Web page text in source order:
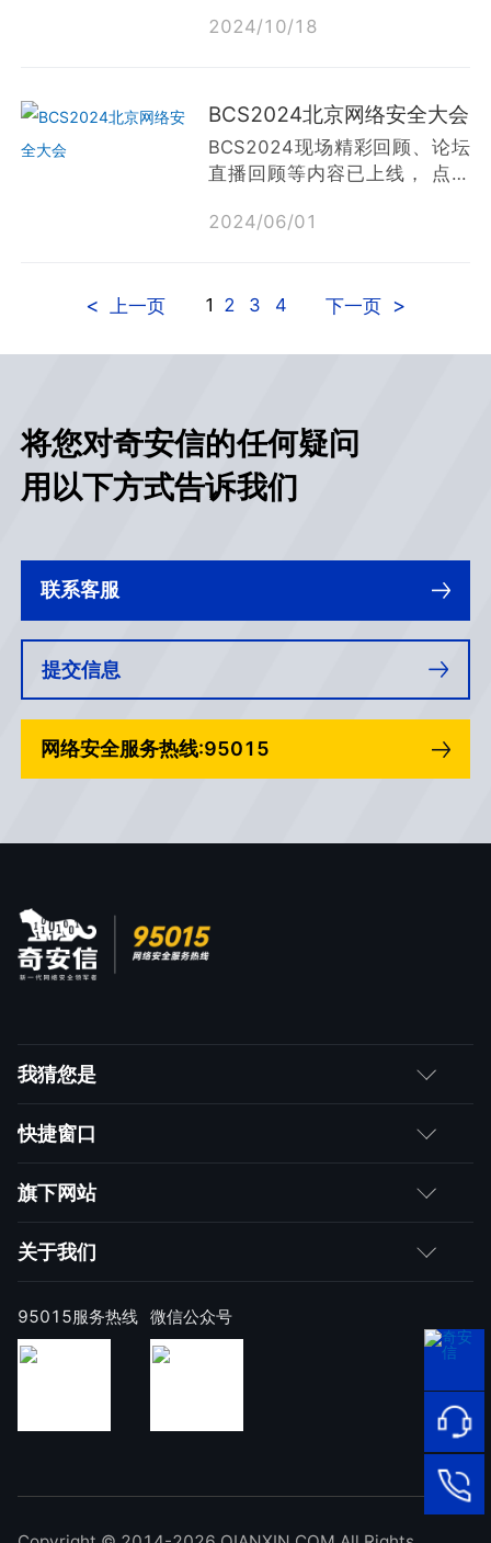
营响应中心（SRC）共同举办，
放的专注于漏洞响应与防护的全
球性安全行业盛会，备受社会各
界的关注。
2024补天白帽黑客大会将于
2024年10月17日-18日在上海
造白帽技术盛宴，共同探索、研
究最新的安全技术，白帽发展方
2024/10/18
BCS2024北京网络安全大会
BCS2024现场精彩回顾、论坛
直播回顾等内容已上线， 点击
2024/06/01
< 上一页 1 2 3 4 下一页 >
95015
网络安
全服务
热线
在线客
将您对奇安信的任何疑问
用以下方式告诉我们
联系客服
提交信息
网络安全服务热线:95015
我猜您是
客户
合作伙伴
求职者
快捷窗口
如何购买
产品注册与激活
样本上报
奇安信天守安全软件
旗下网站
网神
技术研究院
补天漏洞响应平台
关于我们
公司简介
公司新闻
进出口合规声明
95015服务热线 微信公众号